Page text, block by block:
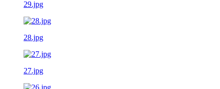
29.jpg
28.jpg
27.jpg